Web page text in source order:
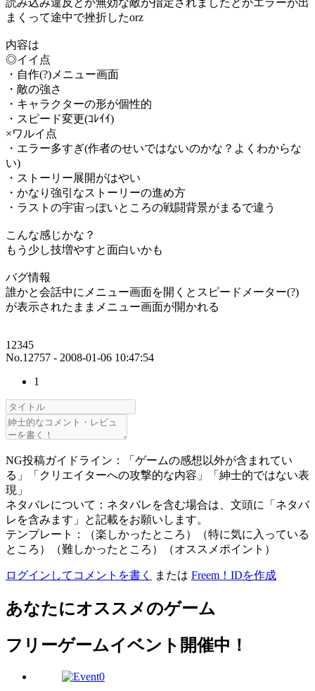
読み込み違反とか無効な敵が指定されましたとかエラーが出
まくって途中で挫折したorz
内容は
◎イイ点
・自作(?)メニュー画面
・敵の強さ
・キャラクターの形が個性的
・スピード変更(ｺﾚｲｲ)
×ワルイ点
・エラー多すぎ(作者のせいではないのかな？よくわからな
い)
・ストーリー展開がはやい
・かなり強引なストーリーの進め方
・ラストの宇宙っぽいところの戦闘背景がまるで違う
こんな感じかな？
もう少し技増やすと面白いかも
バグ情報
誰かと会話中にメニュー画面を開くとスピードメーター(?)
が表示されたままメニュー画面が開かれる
12345
No.12757 - 2008-01-06 10:47:54
1
NG投稿ガイドライン：「ゲームの感想以外が含まれてい
る」「クリエイターへの攻撃的な内容」「紳士的ではない表
現」
ネタバレについて：ネタバレを含む場合は、文頭に「ネタバ
レを含みます」と記載をお願いします。
テンプレート：（楽しかったところ）（特に気に入っている
ところ）（難しかったところ）（オススメポイント）
ログインしてコメントを書く または Freem！IDを作成
あなたにオススメのゲーム
フリーゲームイベント開催中！